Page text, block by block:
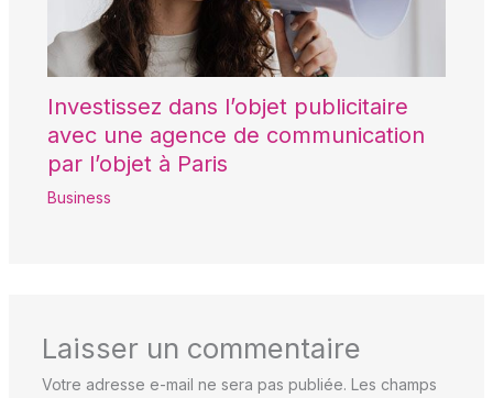
Investissez dans l’objet publicitaire
avec une agence de communication
par l’objet à Paris
Business
Laisser un commentaire
Votre adresse e-mail ne sera pas publiée. Les champs